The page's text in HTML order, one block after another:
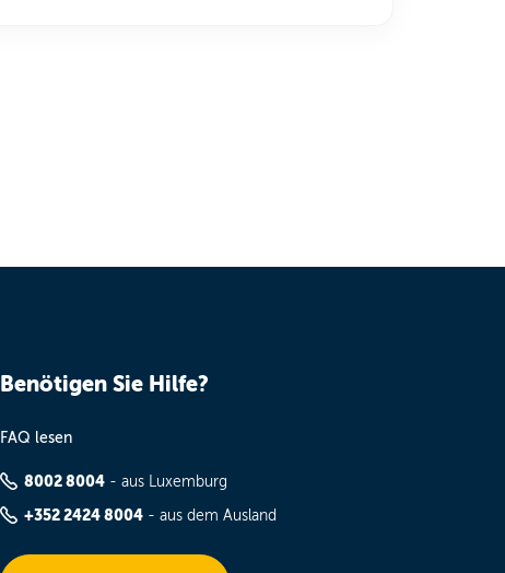
Benötigen Sie Hilfe?
FAQ lesen
8002 8004 - aus Luxemburg
+352 2424 8004 - aus dem Ausland